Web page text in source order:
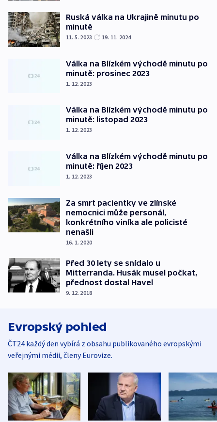
Ruská válka na Ukrajině minutu po
minutě
11. 5. 2023 19. 11. 2024
Válka na Blízkém východě minutu po
minutě: prosinec 2023
1. 12. 2023
Válka na Blízkém východě minutu po
minutě: listopad 2023
1. 12. 2023
Válka na Blízkém východě minutu po
minutě: říjen 2023
1. 12. 2023
Za smrt pacientky ve zlínské
nemocnici může personál,
konkrétního viníka ale policisté
nenašli
16. 1. 2020
Před 30 lety se snídalo u
Mitterranda. Husák musel počkat,
přednost dostal Havel
9. 12. 2018
Evropský pohled
ČT24 každý den vybírá z obsahu publikovaného evropskými
veřejnými médii, členy Eurovize.